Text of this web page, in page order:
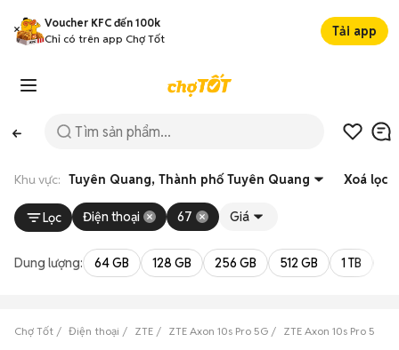
Voucher KFC đến 100k
Chỉ có trên app Chợ Tốt
Tải app
Khu vực: Tuyên Quang, Thành phố Tuyên Quang Xoá lọc
Lọc Điện thoại 67 Giá
Dung lượng: 64 GB 128 GB 256 GB 512 GB 1 TB
Chợ Tốt Điện thoại ZTE ZTE Axon 10s Pro 5G ZTE Axon 10s Pro 5G